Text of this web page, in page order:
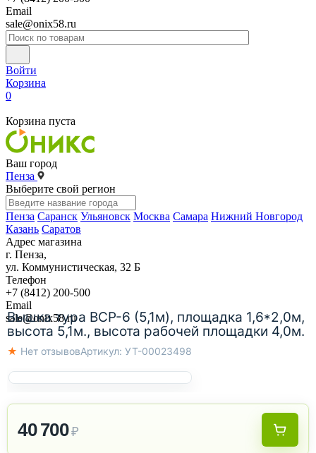
Email
sale@onix58.ru
Войти
Корзина
0
Корзина пуста
Ваш город
Пенза
Выберите свой регион
Пенза Саранск Ульяновск Москва Самара Нижний Новгород
Казань Саратов
Адрес магазина
г. Пенза,
ул. Коммунистическая, 32 Б
Телефон
+7 (8412) 200-500
Email
sale@onix58.ru
Вышка тура ВСР-6 (5,1м), площадка 1,6*2,0м,
высота 5,1м., высота рабочей площадки 4,0м.
★ Нет отзывовАртикул: УТ-00023498
40 700₽